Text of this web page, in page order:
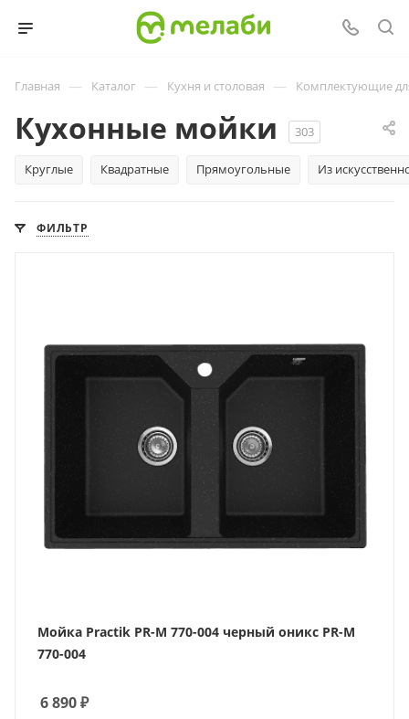
Главная — Каталог — Кухня и столовая — Комплектующие
Кухонные мойки 303
Круглые Квадратные Прямоугольные Из
ФИЛЬТР
Мойка Practik PR-M 770-004 черный оникс PR-M
770-004
6 890₽